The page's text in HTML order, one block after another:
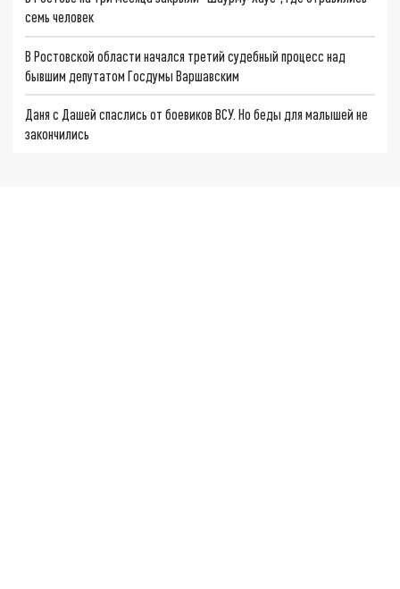
семь человек
В Ростовской области начался третий судебный процесс над
бывшим депутатом Госдумы Варшавским
Даня с Дашей спаслись от боевиков ВСУ. Но беды для малышей не
закончились